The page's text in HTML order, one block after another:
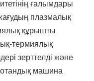
ғалымдары
плазмалық
құрышты
термиялық
зерттелді және
отандық машина